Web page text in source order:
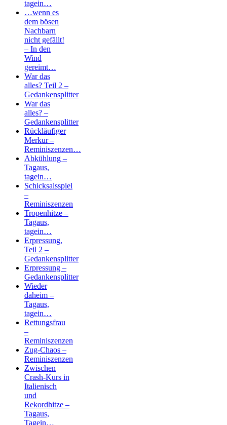
tagein…
…wenn es
dem bösen
Nachbarn
nicht gefällt!
– In den
Wind
gereimt…
War das
alles? Teil 2 –
Gedankensplitter
War das
alles? –
Gedankensplitter
Rückläufiger
Merkur –
Reminiszenzen…
Abkühlung –
Tagaus,
tagein…
Schicksalsspiel
–
Reminiszenzen
Tropenhitze –
Tagaus,
tagein…
Erpressung,
Teil 2 –
Gedankensplitter
Erpressung –
Gedankensplitter
Wieder
daheim –
Tagaus,
tagein…
Rettungsfrau
–
Reminiszenzen
Zug-Chaos –
Reminiszenzen
Zwischen
Crash-Kurs in
Italienisch
und
Rekordhitze –
Tagaus,
Tagein…